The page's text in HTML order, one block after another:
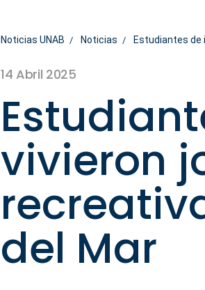
Noticias UNAB Noticias Estudiantes de
14 Abril 2025
vivieron
del Mar